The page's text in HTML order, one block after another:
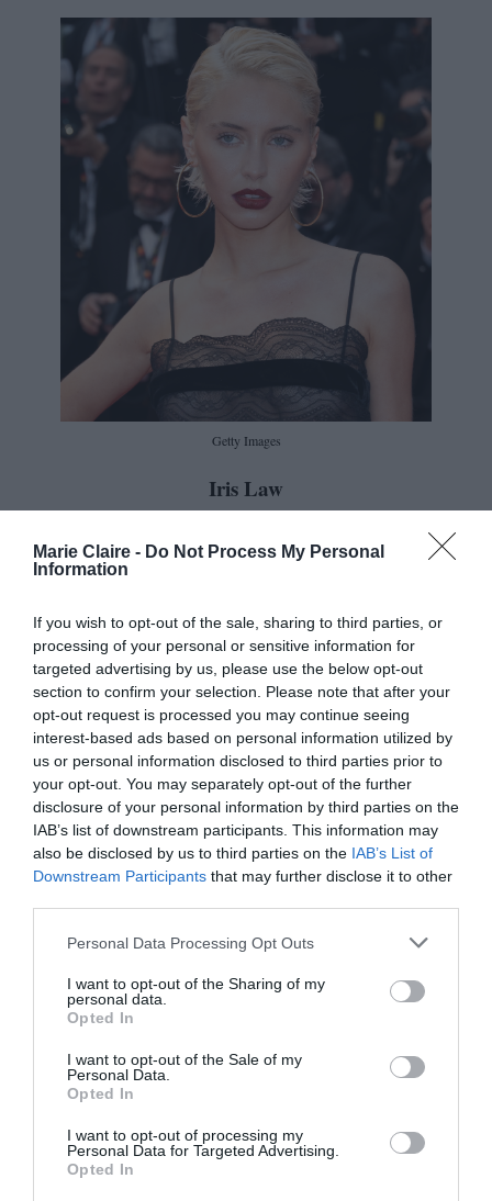
Marie Claire - Do Not Process My Personal
Information
If you wish to opt-out of the sale, sharing to third parties, or
processing of your personal or sensitive information for
targeted advertising by us, please use the below opt-out
section to confirm your selection. Please note that after your
opt-out request is processed you may continue seeing
interest-based ads based on personal information utilized by
us or personal information disclosed to third parties prior to
your opt-out. You may separately opt-out of the further
disclosure of your personal information by third parties on the
IAB’s list of downstream participants. This information may
also be disclosed by us to third parties on the IAB’s List of
Downstream Participants that may further disclose it to other
Personal Data Processing Opt Outs
I want to opt-out of the Sharing of my
personal data.
Opted In
I want to opt-out of the Sale of my
Personal Data.
Opted In
I want to opt-out of processing my
Personal Data for Targeted Advertising.
Opted In
Getty Images
Iris Law
Gigi Hadid